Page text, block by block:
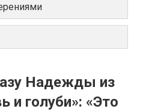
Надежды из
и голуби»: «Это